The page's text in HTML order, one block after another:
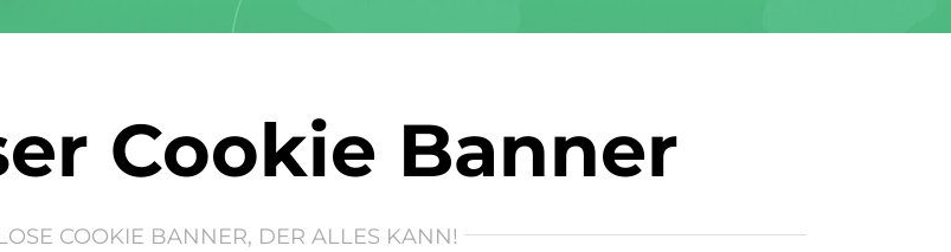
Cookie Banner
COOKIE BANNER, DER ALLES KANN!